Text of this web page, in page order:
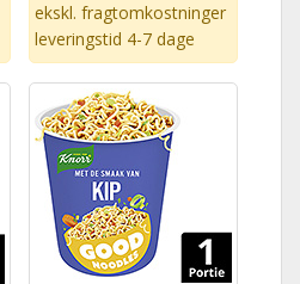
ekskl. fragtomkostninger
leveringstid 4-7 dage